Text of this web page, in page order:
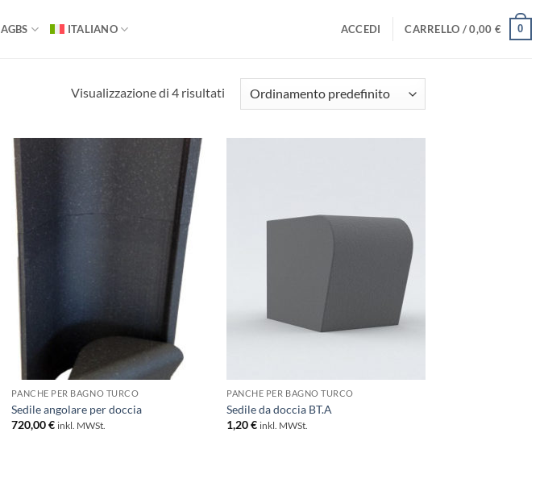
AGBS ITALIANO ACCEDI CARRELLO /0,00 € 0
Visualizzazione di 4 risultati
PANCHE PER BAGNO TURCO
Sedile angolare per doccia
720,00€ inkl. MWSt.
PANCHE PER BAGNO TURCO
Sedile da doccia BT.A
1,20€ inkl. MWSt.